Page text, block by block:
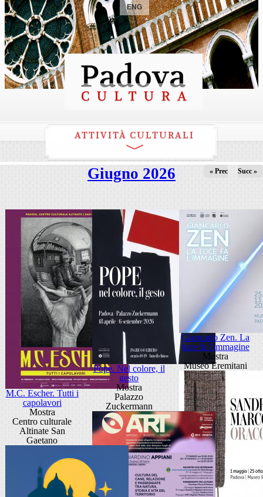
ENG
ATTIVITÀ CULTURALI
Giugno 2026 « Prec Succ »
M.C. Escher. Tutti i
capolavori
Mostra
Centro culturale
Altinate San
Gaetano
Pope. Nel colore, il
gesto
Mostra
Palazzo
Zuckermann
Giancarlo Zen. La
luce fa l'immagine
Mostra
Museo Eremitani